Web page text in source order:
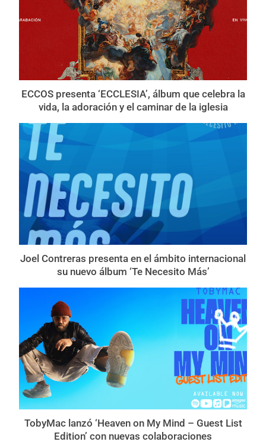
ECCOS presenta ‘ECCLESIA’, álbum que celebra la
vida, la adoración y el caminar de la iglesia
Joel Contreras presenta en el ámbito internacional
su nuevo álbum ‘Te Necesito Más’
TobyMac lanzó ‘Heaven on My Mind – Guest List
Edition’ con nuevas colaboraciones